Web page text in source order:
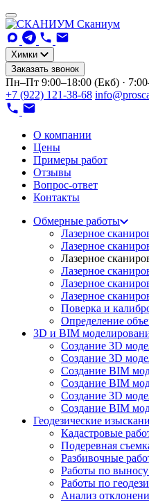
Сканиум
Химки
Заказать звонок
Пн–Пт 9:00–18:00 (Екб) ·
+7 (922) 121-38-68
О компании
Цены
Примеры работ
Отзывы
Вопрос-ответ
Контакты
Обмерные работы
Лазерное
Лазерное
Лазерное
Лазерное
Лазерное
Лазерное
Поверка и
Определение
3D и BIM
Создание 3D
Создание 3D
Создание BIM
Создание BIM
Создание 3D
Создание BIM
Геодезические
Кадастровые
Подеревная
Разбивочные
Работы по
Работы по
Анализ